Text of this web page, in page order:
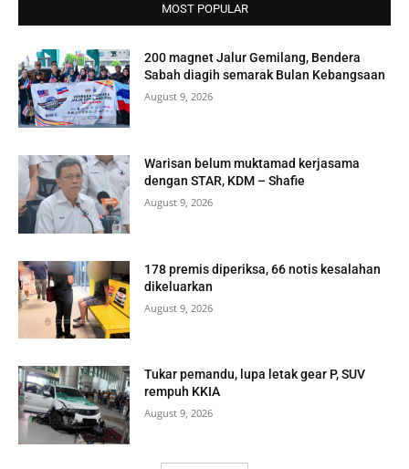
MOST POPULAR
200 magnet Jalur Gemilang, Bendera
Sabah diagih semarak Bulan Kebangsaan
August 9, 2026
Warisan belum muktamad kerjasama
dengan STAR, KDM – Shafie
August 9, 2026
178 premis diperiksa, 66 notis kesalahan
dikeluarkan
August 9, 2026
Tukar pemandu, lupa letak gear P, SUV
rempuh KKIA
August 9, 2026